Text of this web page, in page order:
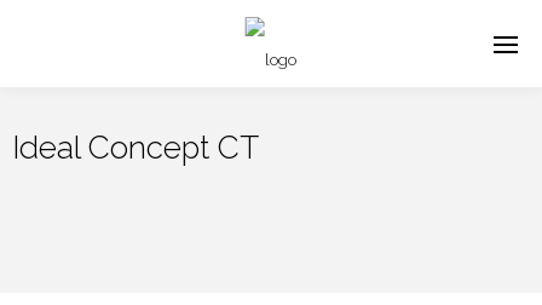
Ideal Concept CT